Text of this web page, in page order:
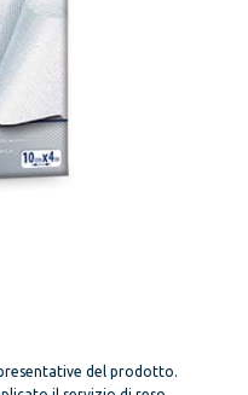
del prodotto.